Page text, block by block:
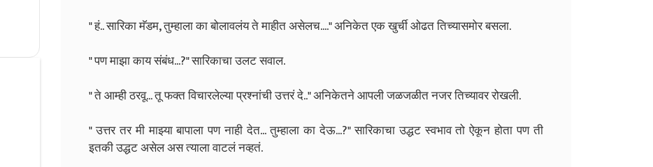
" हं.. सारिका मॅडम, तुम्हाला का बोलावलंय ते माहीत असेलच...." अनिकेत एक खुर्ची ओढत तिच्यासमोर बसला.
" पण माझा काय संबंध...?" सारिकाचा उलट सवाल.
" ते आम्ही ठरवू... तू फक्त विचारलेल्या प्रश्नांची उत्तरं दे.." अनिकेतने आपली जळजळीत नजर तिच्यावर रोखली.
" उत्तर तर मी माझ्या बापाला पण नाही देत... तुम्हाला का देऊ...?" सारिकाचा उद्धट स्वभाव तो ऐकून होता पण ती
इतकी उद्धट असेल अस त्याला वाटलं नव्हतं.